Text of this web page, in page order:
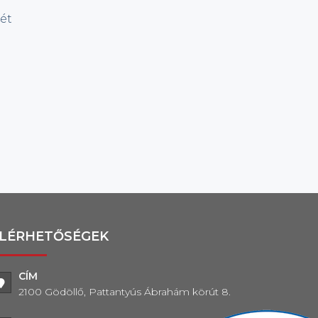
CÍM
2100 Gödöllő, Pattantyús Ábrahám körút 8.